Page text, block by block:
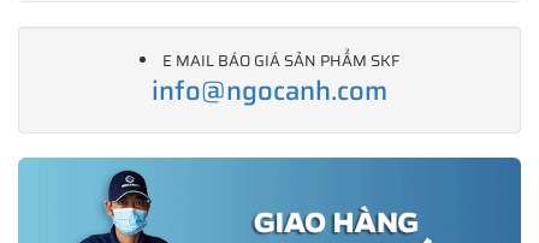
E MAIL BÁO GIÁ SẢN PHẨM SKF
info@ngocanh.com